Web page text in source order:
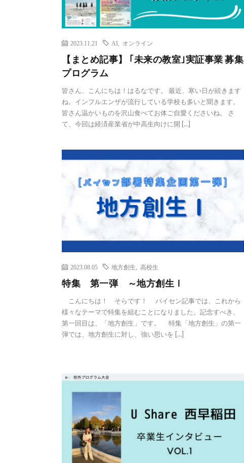
2023.11.21 AI オンライン
【まとめ記事】 ｢未来の教室｣実証事業 募集
プログラム
皆さん、こんにちは！はるなです。 最近、寒い日が続きます
ね。インフルエンザが流行している学校も多いと聞きます。
皆さん温かいものを沢山食べてお体ご自愛くださいね。 さ
て、今回は経済産業省が中高生向けに開 […]
2023.08.05 地方創生 高校生
特集 第一弾 ～地方創生Ⅰ
こんにちは！ そらです！ パイセン記事では、これから
様々なテーマで特集を組むことになりました。記念すべき、
第一回目は、「地方創生」です。 特集「地方創生」の第一
弾では、地方創生に対し、強い思いを […]